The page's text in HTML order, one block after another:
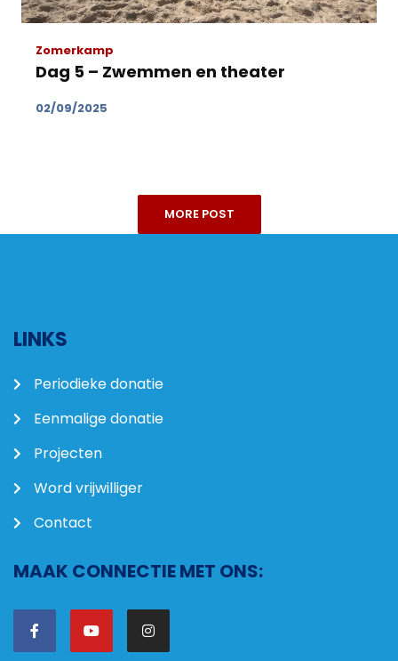
Zomerkamp
Dag 5 – Zwemmen en theater
02/09/2025
MORE POST
LINKS
Periodieke donatie
Eenmalige donatie
Projecten
Word vrijwilliger
Contact
MAAK CONNECTIE MET ONS: